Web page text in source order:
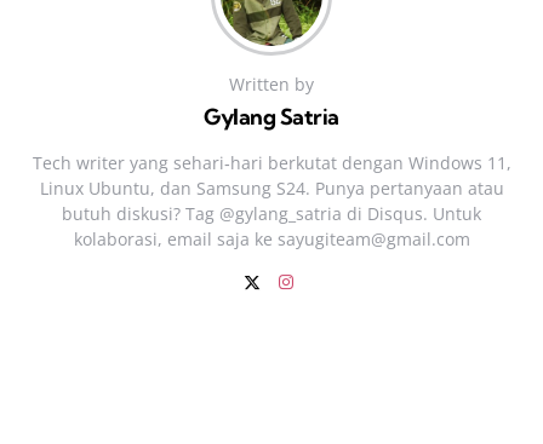
Written by
Gylang Satria
Tech writer yang sehari‑hari berkutat dengan Windows 11,
Linux Ubuntu, dan Samsung S24. Punya pertanyaan atau
butuh diskusi? Tag @gylang_satria di Disqus. Untuk
kolaborasi, email saja ke sayugiteam@gmail.com